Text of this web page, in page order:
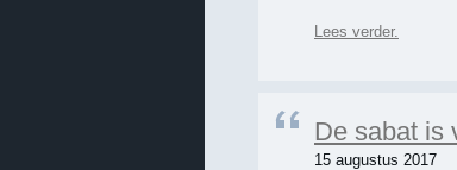
Lees verder.
De sabat is
15 augustus 2017